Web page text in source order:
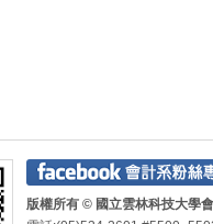
版權所有 © 國立雲林科技大學